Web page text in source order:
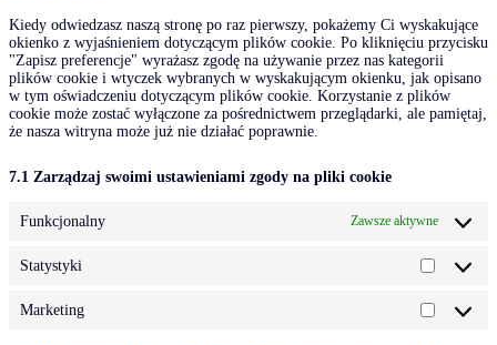
Kiedy odwiedzasz naszą stronę po raz pierwszy, pokażemy Ci wyskakujące
okienko z wyjaśnieniem dotyczącym plików cookie. Po kliknięciu przycisku
"Zapisz preferencje" wyrażasz zgodę na używanie przez nas kategorii
plików cookie i wtyczek wybranych w wyskakującym okienku, jak opisano
w tym oświadczeniu dotyczącym plików cookie. Korzystanie z plików
cookie może zostać wyłączone za pośrednictwem przeglądarki, ale pamiętaj,
że nasza witryna może już nie działać poprawnie.
7.1 Zarządzaj swoimi ustawieniami zgody na pliki cookie
Funkcjonalny Zawsze aktywne
Statystyki
Marketing